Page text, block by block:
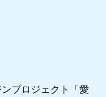
ンプロジェクト「愛